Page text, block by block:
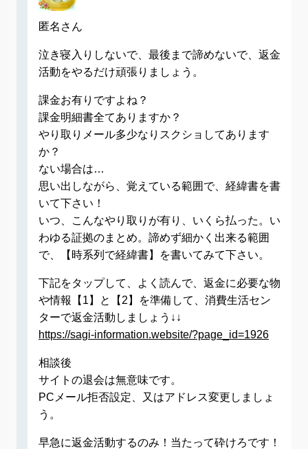
匿名さん
泣き寝入りしないで、最後まで諦めないで、返金
活動をやるだけ頑張りましょう。
課金お有りですよね？
課金明細書全てありますか？
やり取りメール多少なりスクショしてあります
か？
ない場合は…
思い出しながら、覚えている範囲で、経緯書を書
いて下さい！
いつ、こんなやり取りが有り、いくら払った。い
わゆる証拠のまとめ。諦めず細かく出来る範囲
で、【時系列で経緯書】を書いてみて下さい。
下記をタップして、よく読んで、返金に必要な物
や情報【1】と【2】を準備して、消費生活セン
ターで返金活動しましょう↓↓
https://sagi-information.website/?page_id=1926
相談後
サイトの退会は無意味です。
PCメール拒否設定、又はアドレス変更しましょ
う。
早急に返金活動するのみ！当たって砕けろです！